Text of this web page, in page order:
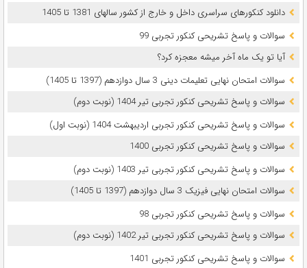
دانلود کنکورهای سراسری داخل و خارج از کشور سالهای 1381 تا 1405
سوالات و پاسخ تشریحی کنکور تجربی 99
آیا تو یک ماه آخر میشه معجزه کرد؟
سوالات امتحان نهایی تعلیمات دینی 3 سال دوازدهم (1397 تا 1405)
سوالات و پاسخ تشریحی کنکور تجربی تیر 1404 (نوبت دوم)
سوالات و پاسخ تشریحی کنکور تجربی اردیبهشت 1404 (نوبت اول)
سوالات و پاسخ تشریحی کنکور تجربی 1400
سوالات و پاسخ تشریحی کنکور تجربی تیر 1403 (نوبت دوم)
سوالات امتحان نهایی فیزیک 3 سال دوازدهم (1397 تا 1405)
سوالات و پاسخ تشریحی کنکور تجربی 98
سوالات و پاسخ تشریحی کنکور تجربی تیر 1402 (نوبت دوم)
سوالات و پاسخ تشریحی کنکور تجربی 1401